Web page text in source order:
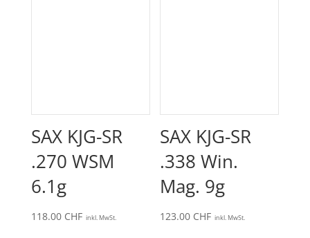
SAX KJG-SR
.270 WSM
6.1g
118.00 CHF inkl. MwSt.
SAX KJG-SR
.338 Win.
Mag. 9g
123.00 CHF inkl. MwSt.